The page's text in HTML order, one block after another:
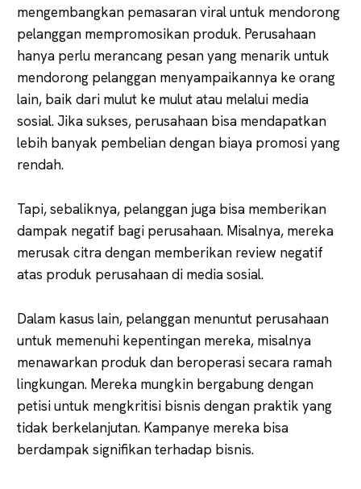
mengembangkan pemasaran viral untuk mendorong
pelanggan mempromosikan produk. Perusahaan
hanya perlu merancang pesan yang menarik untuk
mendorong pelanggan menyampaikannya ke orang
lain, baik dari mulut ke mulut atau melalui media
sosial. Jika sukses, perusahaan bisa mendapatkan
lebih banyak pembelian dengan biaya promosi yang
rendah.
Tapi, sebaliknya, pelanggan juga bisa memberikan
dampak negatif bagi perusahaan. Misalnya, mereka
merusak citra dengan memberikan review negatif
atas produk perusahaan di media sosial.
Dalam kasus lain, pelanggan menuntut perusahaan
untuk memenuhi kepentingan mereka, misalnya
menawarkan produk dan beroperasi secara ramah
lingkungan. Mereka mungkin bergabung dengan
petisi untuk mengkritisi bisnis dengan praktik yang
tidak berkelanjutan. Kampanye mereka bisa
berdampak signifikan terhadap bisnis.